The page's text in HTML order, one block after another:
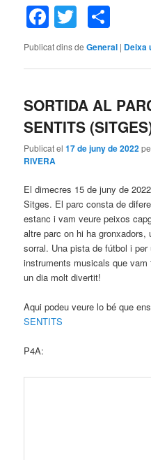
Facebook
Twitter
Publicat dins de General | Deixa
SORTIDA AL
SENTITS
Publicat el17 de juny de 2022
RIVERA
El dimecres 15 de juny de
Sitges. El parc consta de
estanc i vam veure peixos
altre parc on hi ha
sorral. Una pista de fútbol i
instruments musicals que
un dia molt divertit!
Aqui podeu veure lo bé que
SENTITS
P4A: